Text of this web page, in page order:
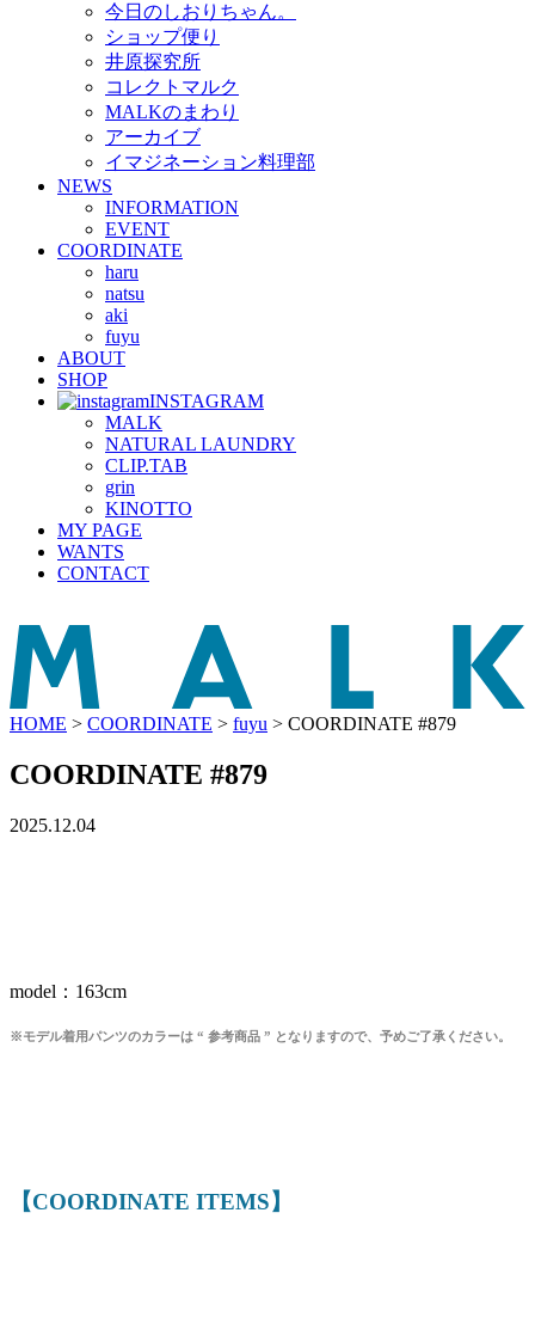
今日のしおりちゃん。
ショップ便り
井原探究所
コレクトマルク
MALKのまわり
アーカイブ
イマジネーション料理部
NEWS
INFORMATION
EVENT
COORDINATE
haru
natsu
aki
fuyu
ABOUT
SHOP
INSTAGRAM
MALK
NATURAL LAUNDRY
CLIP.TAB
grin
KINOTTO
MY PAGE
WANTS
CONTACT
HOME > COORDINATE > fuyu > COORDINATE #879
COORDINATE #879
2025.12.04
model：163cm
※モデル着用パンツのカラーは “ 参考商品 ” となりますので、 予めご了承ください。
【COORDINATE ITEMS】